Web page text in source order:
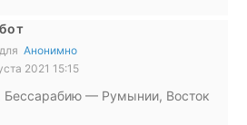
Анонимно
2021 15:15
— Румынии, Восток